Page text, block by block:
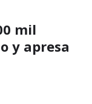
mil
y apresa